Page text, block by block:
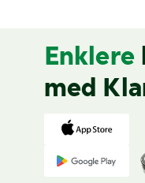
Enklere
med